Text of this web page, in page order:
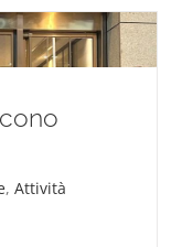
,Attività